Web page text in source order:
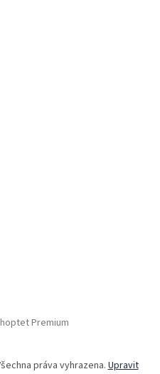
Premium
práva vyhrazena. Upravit